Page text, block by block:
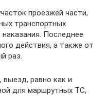
проезжей части,
транспортных
Последнее
действия, а также от
раз.
равно как и
для маршрутных ТС,